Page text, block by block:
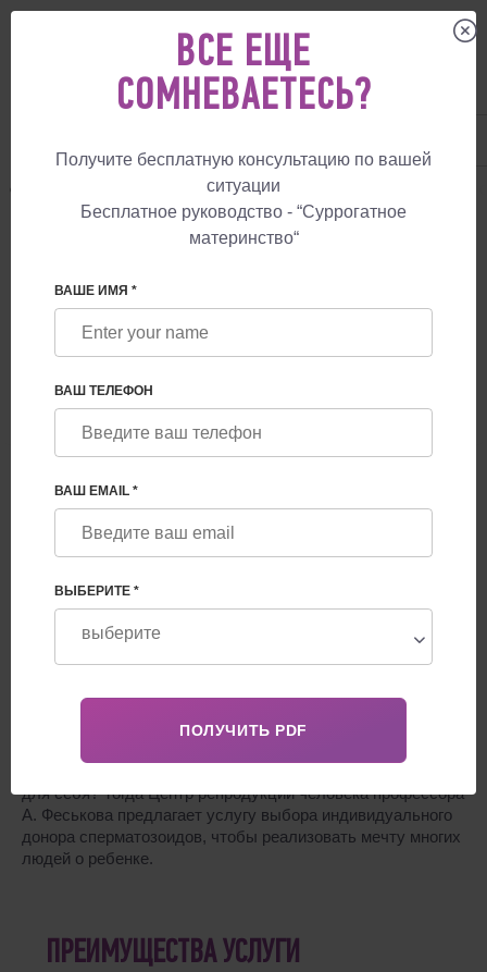
СУРРОГАТНОЕ МАТЕРИНСТВО УСЛУГИ
ИНДИВИДУАЛЬНЫЙ ДОНОР
СПЕРМЫ
Критерий выбора
Неанонимный или анонимный донор?
Дополнительная информация
но этого не происходит из-за нарушения здоровья мужа?
Действительно, согласно медицинской статистике, до 40%
для себя? Тогда Центр репродукции человека профессора
А. Феськова предлагает услугу выбора индивидуального
донора сперматозоидов, чтобы реализовать мечту многих
людей о ребенке.
ПРЕИМУЩЕСТВА УСЛУГИ
ВСЕ ЕЩЕ
СОМНЕВАЕТЕСЬ?
Получите бесплатную консультацию по вашей
ситуации
Бесплатное руководство - “Суррогатное
материнство“
ВАШЕ ИМЯ *
ВАШ ТЕЛЕФОН
ВАШ EMAIL *
ВЫБЕРИТЕ *